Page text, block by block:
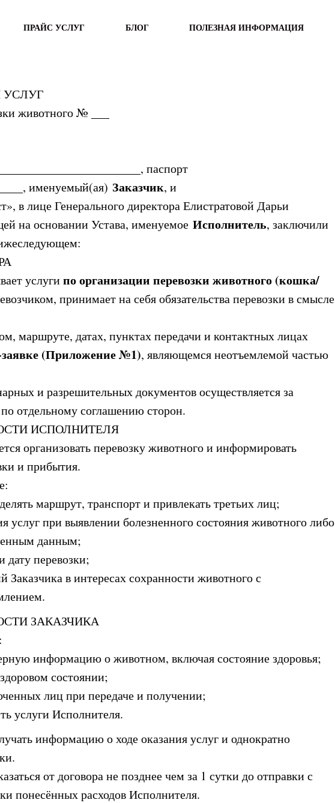
ПРАЙС УСЛУГ БЛОГ ПОЛЕЗНАЯ ИНФОРМАЦИЯ
УСЛУГ
животного № ___
паспорт
именуемый(ая) Заказчик, и
в лице Генерального директора Елистратовой Дарьи
на основании Устава, именуемое Исполнитель, заключили
услугипо организации перевозки животного (кошка/
принимает на себя обязательства перевозки в смысле
маршруте, датах, пунктах передачи и контактных лицах
(Приложение №1), являющемся неотъемлемой частью
и разрешительных документов осуществляется за
отдельному соглашению сторон.
ИСПОЛНИТЕЛЯ
организовать перевозку животного и информировать
и прибытия.
маршрут, транспорт и привлекать третьих лиц;
услуг при выявлении болезненного состояния животного либо
данным;
дату перевозки;
Заказчика в интересах сохранности животного с
ЗАКАЗЧИКА
информацию о животном, включая состояние здоровья;
состоянии;
лиц при передаче и получении;
услуги Исполнителя.
информацию о ходе оказания услуг и однократно
от договора не позднее чем за 1 сутки до отправки с
понесённых расходов Исполнителя.